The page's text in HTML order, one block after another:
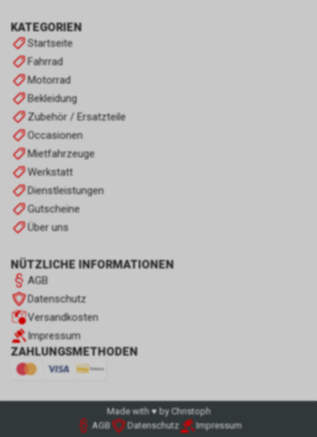
KATEGORIEN
Startseite
Fahrrad
Motorrad
Bekleidung
Zubehör / Ersatzteile
Occasionen
Mietfahrzeuge
Werkstatt
Dienstleistungen
Gutscheine
Über uns
NÜTZLICHE INFORMATIONEN
AGB
Datenschutz
Versandkosten
Impressum
ZAHLUNGSMETHODEN
Made with ♥ by Christoph
AGB
Datenschutz Impressum